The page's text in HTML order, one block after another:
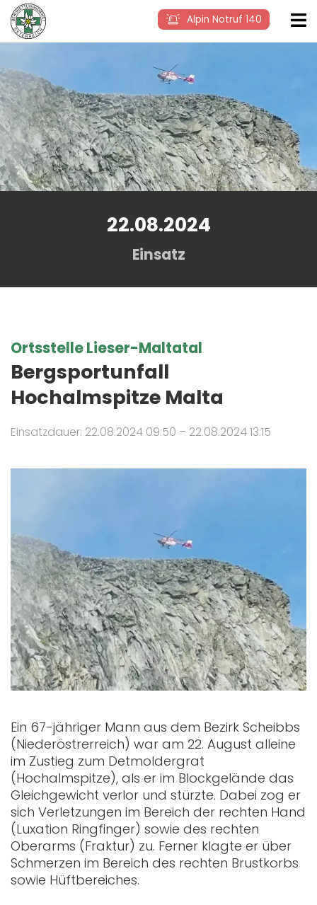
Alpin Notruf 140
22.08.2024
Einsatz
Ortsstelle Lieser-Maltatal
Bergsportunfall
Hochalmspitze Malta
Einsatzdauer: 22.08.2024 09:50 – 22.08.2024 13:15
Ein 67-jähriger Mann aus dem Bezirk Scheibbs
(Niederöstrerreich) war am 22. August alleine
im Zustieg zum Detmoldergrat
(Hochalmspitze), als er im Blockgelände das
Gleichgewicht verlor und stürzte. Dabei zog er
sich Verletzungen im Bereich der rechten Hand
(Luxation Ringfinger) sowie des rechten
Oberarms (Fraktur) zu. Ferner klagte er über
Schmerzen im Bereich des rechten Brustkorbs
sowie Hüftbereiches.